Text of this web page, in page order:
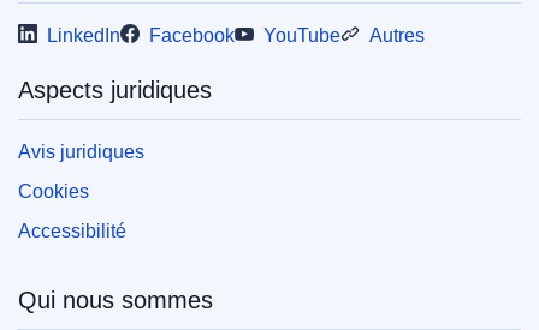
LinkedIn Facebook YouTube Autres
Aspects juridiques
Avis juridiques
Cookies
Accessibilité
Qui nous sommes